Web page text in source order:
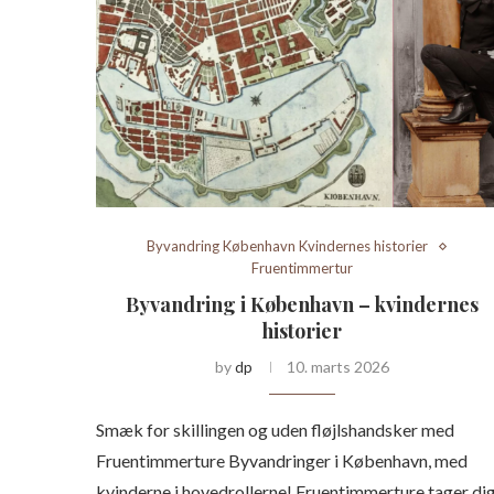
Byvandring København Kvindernes historier
Fruentimmertur
Byvandring i København – kvindernes
historier
bydp 10. marts 2026
Smæk for skillingen og uden fløjlshandsker med
Fruentimmerture Byvandringer i København, med